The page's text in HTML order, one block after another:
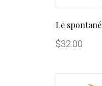
Le spontané
$32.00